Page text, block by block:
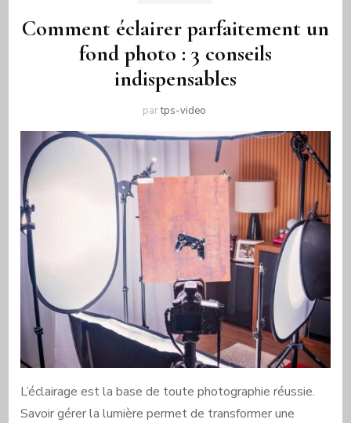
Comment éclairer parfaitement un
fond photo : 3 conseils
indispensables
partps-video
L’éclairage est la base de toute photographie réussie.
Savoir gérer la lumière permet de transformer une